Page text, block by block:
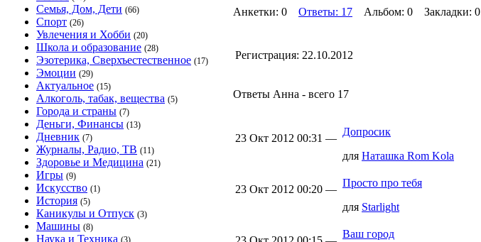
Семья, Дом, Дети (66)
Спорт (26)
Увлечения и Хобби (20)
Школа и образование (28)
Эзотерика, Сверхъестественное (17)
Эмоции (29)
Актуальное (15)
Алкоголь, табак, вещества (5)
Города и страны (7)
Деньги, Финансы (13)
Дневник (7)
Журналы, Радио, ТВ (11)
Здоровье и Медицина (21)
Игры (9)
Искусство (1)
История (5)
Каникулы и Отпуск (3)
Машины (8)
Наука и Техника (3)
Анкетки: 0 Ответы: 17 Альбом: 0 Закладки: 0
Регистрация: 22.10.2012
Ответы Анна - всего 17
23 Окт 2012 00:31 —
Допросик
для Наташка Rom Kola
23 Окт 2012 00:20 —
Просто про тебя
для Starlight
Ваш город